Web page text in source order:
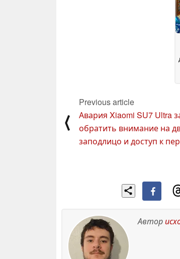
⟨
Previous article
Авария Xiaomi SU7 Ultra
обратить внимание на
заподлицо и доступ к
Автор